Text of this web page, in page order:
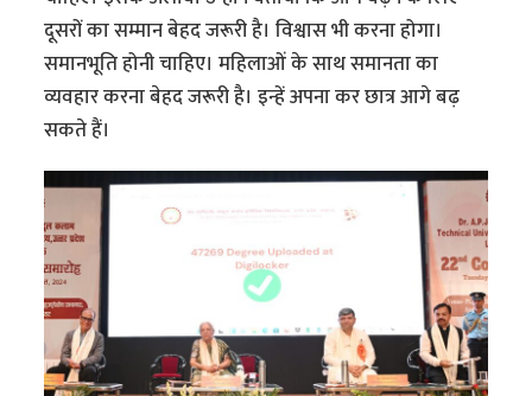
दूसरों का सम्मान बेहद जरूरी है। विश्वास भी करना होगा।
समानभूति होनी चाहिए। महिलाओं के साथ समानता का
व्यवहार करना बेहद जरूरी है। इन्हें अपना कर छात्र आगे बढ़
सकते हैं।